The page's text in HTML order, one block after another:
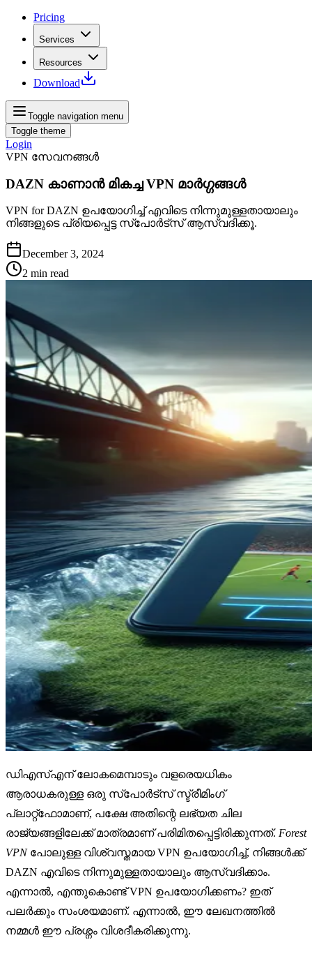
Pricing
Services
Resources
Download
Toggle navigation menu
Toggle theme
Login
VPN സേവനങ്ങൾ
DAZN കാണാൻ മികച്ച VPN മാർഗ്ഗങ്ങൾ
VPN for DAZN ഉപയോഗിച്ച് എവിടെ നിന്നുമുള്ളതായാലും
നിങ്ങളുടെ പ്രിയപ്പെട്ട സ്പോർട്സ് ആസ്വദിക്കൂ.
December 3, 2024
2 min read
ഡിഎസ്എന് ലോകമെമ്പാടും വളരെയധികം
ആരാധകരുള്ള ഒരു സ്പോർട്സ് സ്ട്രീമിംഗ്
പ്ലാറ്റ്ഫോമാണ്, പക്ഷേ അതിന്റെ ലഭ്യത ചില
രാജ്യങ്ങളിലേക്ക് മാത്രമാണ് പരിമിതപ്പെട്ടിരിക്കുന്നത്. Forest
VPNപോലുള്ള വിശ്വസ്തമായ VPN ഉപയോഗിച്ച്, നിങ്ങൾക്ക്
DAZN എവിടെ നിന്നുമുള്ളതായാലും ആസ്വദിക്കാം.
എന്നാൽ, എന്തുകൊണ്ട് VPN ഉപയോഗിക്കണം? ഇത്
പലർക്കും സംശയമാണ്. എന്നാൽ, ഈ ലേഖനത്തിൽ
നമ്മൾ ഈ പ്രശ്നം വിശദീകരിക്കുന്നു.